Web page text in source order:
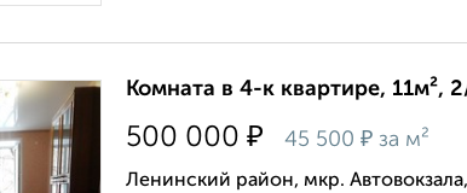
Комната в 4-к квартире, 11м²,
500 000 ₽ 45 500 ₽ за м²
Ленинский район, мкр.